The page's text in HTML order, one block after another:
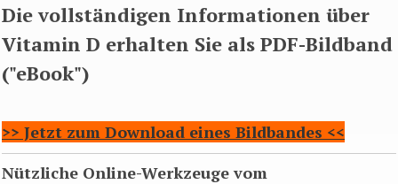
Die vollständigen Informationen über
Vitamin D erhalten Sie als PDF-Bildband
("eBook")
>> Jetzt zum Download eines Bildbandes <<
Nützliche Online-Werkzeuge vom